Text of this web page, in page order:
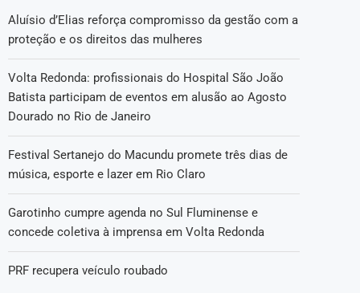
Aluísio d’Elias reforça compromisso da gestão com a
proteção e os direitos das mulheres
Volta Redonda: profissionais do Hospital São João
Batista participam de eventos em alusão ao Agosto
Dourado no Rio de Janeiro
Festival Sertanejo do Macundu promete três dias de
música, esporte e lazer em Rio Claro
Garotinho cumpre agenda no Sul Fluminense e
concede coletiva à imprensa em Volta Redonda
PRF recupera veículo roubado